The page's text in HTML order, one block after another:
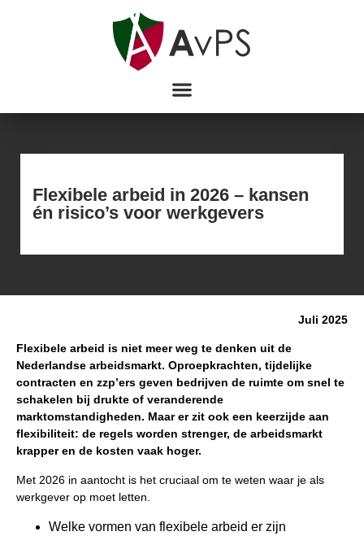
Flexibele arbeid in 2026 – kansen
én risico’s voor werkgevers
Juli 2025
Flexibele arbeid is niet meer weg te denken uit de
Nederlandse arbeidsmarkt. Oproepkrachten, tijdelijke
contracten en zzp’ers geven bedrijven de ruimte om snel te
schakelen bij drukte of veranderende
marktomstandigheden. Maar er zit ook een keerzijde aan
flexibiliteit: de regels worden strenger, de arbeidsmarkt
krapper en de kosten vaak hoger.
Met 2026 in aantocht is het cruciaal om te weten waar je als
werkgever op moet letten.
Welke vormen van flexibele arbeid er zijn